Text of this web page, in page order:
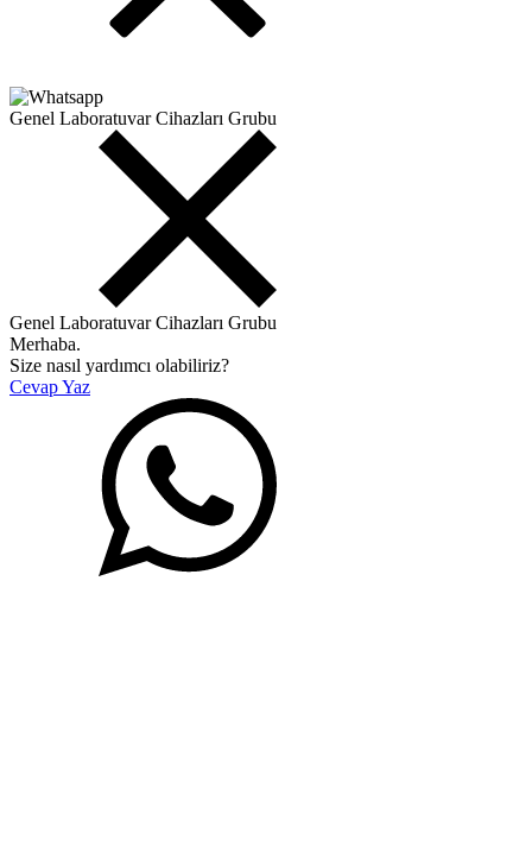
Genel Laboratuvar Cihazları Grubu
Genel Laboratuvar Cihazları Grubu
Merhaba.
Size nasıl yardımcı olabiliriz?
Cevap Yaz